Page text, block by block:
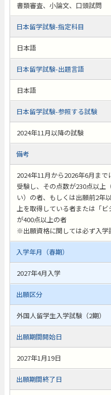
書類審査、小論文、口頭試問
日本留学試験-指定科目
日本語
日本留学試験-出題言語
日本語
日本留学試験-参照する試験
2024年11月以降の試験
備考
2024年11月から2026年6月ま
受験し、その点数が230点以上
い）の者、もしくは出願前2年
上を取得している者または「
が400点以上の者
※出願資格に関しては必ず入学
入学年月（春期）
2027年4月入学
出願区分
外国人留学生入学試験（2期）
出願期間開始日
2027年1月19日
出願期間終了日